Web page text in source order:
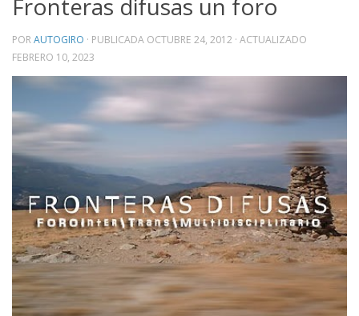
Fronteras difusas un foro
PORAUTOGIRO · PUBLICADA OCTUBRE 24, 2012 · ACTUALIZADO
FEBRERO 10, 2023